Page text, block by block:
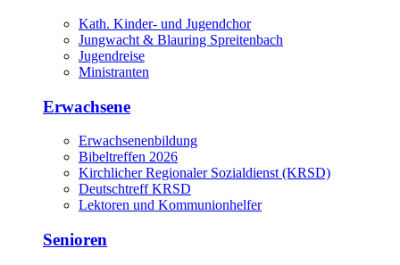
Kath. Kinder- und Jugendchor
Jungwacht & Blauring Spreitenbach
Jugendreise
Ministranten
Erwachsene
Erwachsenenbildung
Bibeltreffen 2026
Kirchlicher Regionaler Sozialdienst (KRSD)
Deutschtreff KRSD
Lektoren und Kommunionhelfer
Senioren